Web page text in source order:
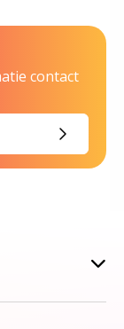
contact